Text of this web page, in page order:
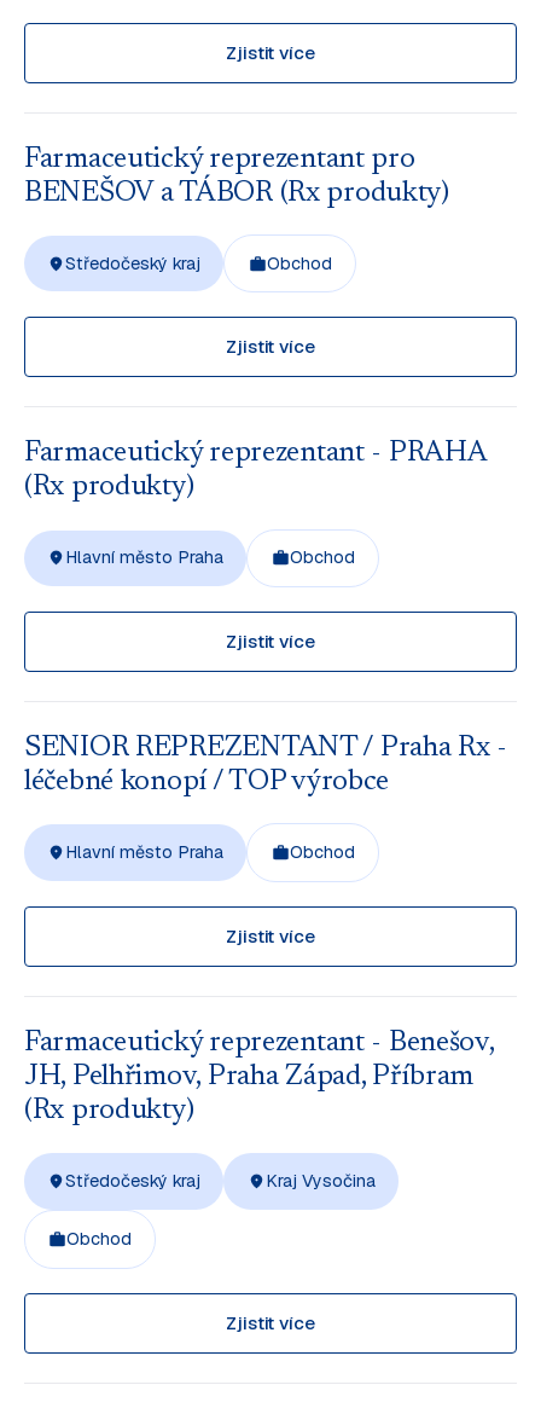
Zjistit více
Farmaceutický reprezentant pro
BENEŠOV a TÁBOR (Rx produkty)
Středočeský kraj Obchod
Zjistit více
Farmaceutický reprezentant - PRAHA
(Rx produkty)
Hlavní město Praha Obchod
Zjistit více
SENIOR REPREZENTANT / Praha Rx -
léčebné konopí / TOP výrobce
Hlavní město Praha Obchod
Zjistit více
Farmaceutický reprezentant - Benešov,
JH, Pelhřimov, Praha Západ, Příbram
(Rx produkty)
Středočeský kraj Kraj Vysočina
Obchod
Zjistit více